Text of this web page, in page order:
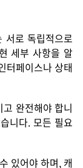
서로 독립적으로
세부 사항을 알
터페이스나 상태
완전해야 합니
니다. 모든 필요
있어야 하며, 캐